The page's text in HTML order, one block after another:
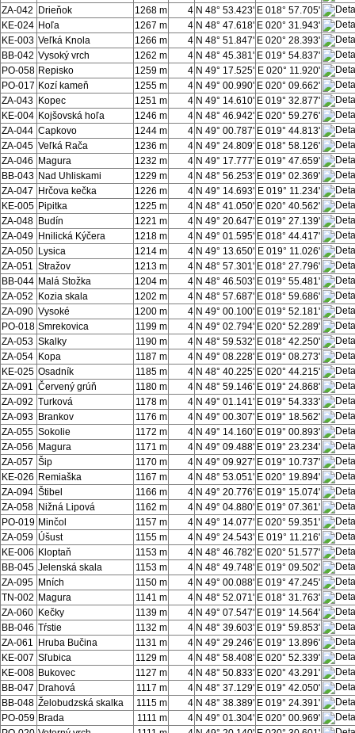
ZA-042
Drieňok 1268 m 4 N 48° 53.423' E 018° 57.705'
KE-024 Hoľa 1267 m 4 N 48° 47.618' E 020° 31.943'
KE-003 Veľká Knola 1266 m 4 N 48° 51.847' E 020° 28.393'
BB-042 Vysoký vrch 1262 m 4 N 48° 45.381' E 019° 54.837'
PO-058 Repisko 1259 m 4 N 49° 17.525' E 020° 11.920'
PO-017 Kozí kameň 1255 m 4 N 49° 00.990' E 020° 09.662'
ZA-043 Kopec 1251 m 4 N 49° 14.610' E 019° 32.877'
KE-004 Kojšovská hoľa 1246 m 4 N 48° 46.942' E 020° 59.276'
ZA-044 Capkovo 1244 m 4 N 49° 00.787' E 019° 44.813'
ZA-045 Veľká Rača 1236 m 4 N 49° 24.809' E 018° 58.126'
ZA-046
Magura 1232 m 4 N 49° 17.777' E 019° 47.659'
BB-043 Nad Uhliskami 1229 m 4 N 48° 56.253' E 019° 02.369'
ZA-047
Hrčova kečka 1226 m 4 N 49° 14.693' E 019° 11.234'
KE-005 Pipitka 1225 m 4 N 48° 41.050' E 020° 40.562'
ZA-048 Budín 1221 m 4 N 49° 20.647' E 019° 27.139'
ZA-049 Hnilická Kýčera 1218 m 4 N 49° 01.595' E 018° 44.417'
ZA-050 Lysica 1214 m 4 N 49° 13.650' E 019° 11.026'
ZA-051 Stražov 1213 m 4 N 48° 57.301' E 018° 27.796'
BB-044 Malá Stožka 1204 m 4 N 48° 46.503' E 019° 55.481'
ZA-052
Kozia skala 1202 m 4 N 48° 57.687' E 018° 59.686'
ZA-090 Vysoké 1200 m 4 N 49° 00.100' E 019° 52.181'
PO-018 Smrekovica 1199 m 4 N 49° 02.794' E 020° 52.289'
ZA-053 Skalky 1190 m 4 N 48° 59.532' E 018° 42.250'
ZA-054 Kopa 1187 m 4 N 49° 08.228' E 019° 08.273'
KE-025 Osadník 1185 m 4 N 48° 40.225' E 020° 44.215'
ZA-091 Červený grúň 1180 m 4 N 48° 59.146' E 019° 24.868'
ZA-092 Turková 1178 m 4 N 49° 01.141' E 019° 54.333'
ZA-093 Brankov 1176 m 4 N 49° 00.307' E 019° 18.562'
ZA-055 Sokolie 1172 m 4 N 49° 14.160' E 019° 00.893'
ZA-056
Magura 1171 m 4 N 49° 09.488' E 019° 23.234'
ZA-057 Šip 1170 m 4 N 49° 09.927' E 019° 10.737'
KE-026 Remiaška 1167 m 4 N 48° 53.051' E 020° 19.894'
ZA-094 Štibel 1166 m 4 N 49° 20.776' E 019° 15.074'
ZA-058 Nižná Lipová 1162 m 4 N 49° 04.880' E 019° 07.361'
PO-019 Minčol 1157 m 4 N 49° 14.077' E 020° 59.351'
ZA-059 Úšust 1155 m 4 N 49° 24.543' E 019° 11.216'
KE-006 Kloptaň 1153 m 4 N 48° 46.782' E 020° 51.577'
BB-045 Jelenská skala 1153 m 4 N 48° 49.748' E 019° 09.502'
ZA-095 Mních 1150 m 4 N 49° 00.088' E 019° 47.245'
TN-002 Magura 1141 m 4 N 48° 52.071' E 018° 31.763'
ZA-060 Kečky 1139 m 4 N 49° 07.547' E 019° 14.564'
BB-046 Tŕstie 1132 m 4 N 48° 39.603' E 019° 59.853'
ZA-061
Hruba Bučina 1131 m 4 N 49° 29.246' E 019° 13.896'
KE-007 Sľubica 1129 m 4 N 48° 58.408' E 020° 52.339'
KE-008 Bukovec 1127 m 4 N 48° 50.833' E 020° 43.291'
BB-047 Drahová 1117 m 4 N 48° 37.129' E 019° 42.050'
BB-048 Želobudzská skalka 1115 m 4 N 48° 38.389' E 019° 24.391'
PO-059 Brada 1111 m 4 N 49° 01.304' E 020° 00.969'